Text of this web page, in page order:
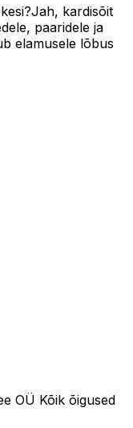
kardisõit
paaridele ja
elamusele lõbus
OÜ Kõik õigused